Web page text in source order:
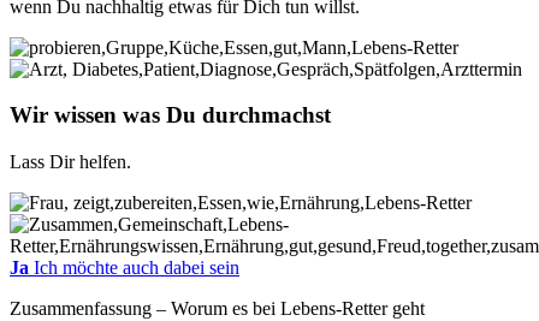
wenn Du nachhaltig etwas für Dich tun willst.
Wir wissen was Du durchmachst
Lass Dir helfen.
Ja Ich möchte auch dabei sein
Zusammenfassung – Worum es bei Lebens-Retter geht